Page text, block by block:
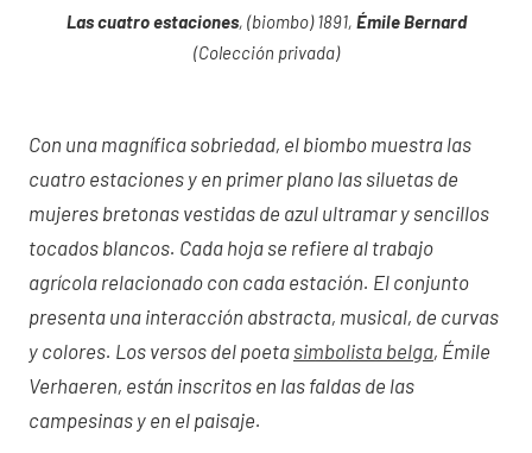
Las cuatro estaciones, (biombo) 1891, Émile Bernard
(Colección privada)
Con una magnífica sobriedad, el biombo muestra las
cuatro estaciones y en primer plano las siluetas de
mujeres bretonas vestidas de azul ultramar y sencillos
tocados blancos. Cada hoja se refiere al trabajo
agrícola relacionado con cada estación. El conjunto
presenta una interacción abstracta, musical, de curvas
y colores. Los versos del poeta simbolista belga, Émile
Verhaeren, están inscritos en las faldas de las
campesinas y en el paisaje.